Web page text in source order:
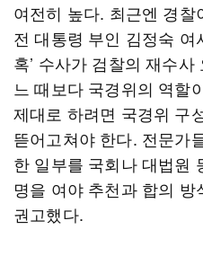
여전히 높다. 최근엔 경
전 대통령 부인 김정숙 여
혹’ 수사가 검찰의 재수
느 때보다 국경위의 역할
제대로 하려면 국경위 구
뜯어고쳐야 한다. 전문가
한 일부를 국회나 대법원
명을 여야 추천과 합의
권고했다.